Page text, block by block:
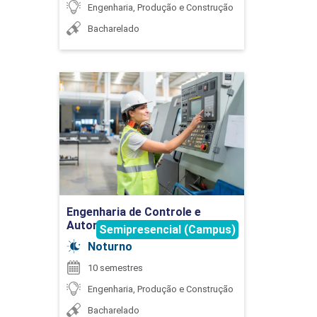
EXTENSÃO
75
EXTENSÃO
Engenharia, Produção e Construção
Bacharelado
Engenharia de Controle e
Automação
Noturno
Semipresencial (Campus)
10 semestres
Engenharia, Produção e Construção
Bacharelado
Engenharia de Controle e
Automação
Detalhes do curso
Ir para Inscrição